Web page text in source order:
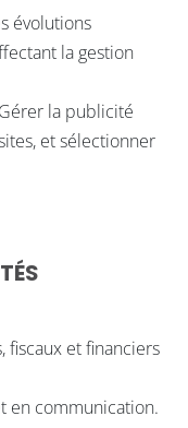
évolutions
la gestion
la publicité
et sélectionner
fiscaux et financiers
en communication.